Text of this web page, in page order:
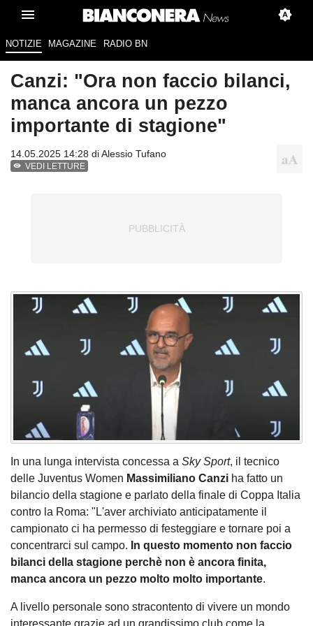
NOTIZIE MAGAZINE RADIO BN
Canzi: "Ora non faccio bilanci,
manca ancora un pezzo
importante di stagione"
14.05.2025 14:28 diAlessio Tufano
VEDI LETTURE
In una lunga intervista concessa a Sky Sport, il tecnico
delle Juventus Women Massimiliano Canzi ha fatto un
bilancio della stagione e parlato della finale di Coppa Italia
contro la Roma: "L'aver archiviato anticipatamente il
campionato ci ha permesso di festeggiare e tornare poi a
concentrarci sul campo. In questo momento non faccio
bilanci della stagione perchè non è ancora finita,
manca ancora un pezzo molto molto importante.
A livello personale sono stracontento di vivere un mondo
interessante grazie ad un grandissimo club come la